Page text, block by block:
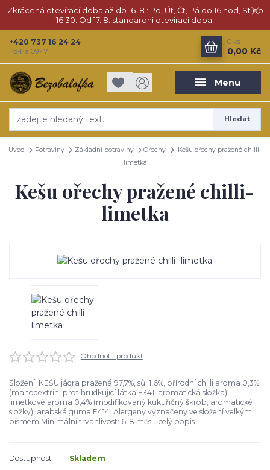
Zkrácená otevírací doba až do 16. 8.: Po, Út, Čt, Pá do 16 hod, St do
16:30. Od 17. 8. standardní otevírací doba.
Menu
Hledat
+420 737 16 24 24
Po-Pá 09-17
0 ks
0,00 Kč
Úvod Potraviny Základní potraviny Ořechy
Kešu ořechy pražené chilli-
limetka
Kešu ořechy pražené chilli-
limetka
Ohodnotit produkt
Složení: KEŠU jádra pražená 97,7%, sůl 1,6%, přírodní chilli aroma 0,3%
(maltodextrin, protihrudkující látka E341, aromatická složka),
limetkové aroma 0,4% (modifikovaný kukuřičný škrob, aromatické
složky), arabská guma E414. Alergeny vyznačeny ve složení velkým
písmem.Minimální trvanlivost: 6-8 měs... celý popis
Dostupnost
Skladem